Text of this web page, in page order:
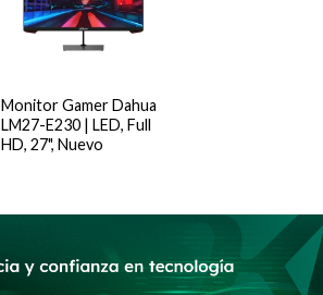
Monitor Gamer Dahua
LM27-E230 | LED, Full
HD, 27", Nuevo